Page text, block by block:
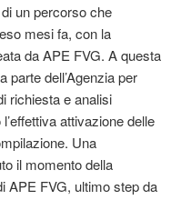
un percorso che
mesi fa, con la
da APE FVG. A questa
parte dell’Agenzia per
richiesta e analisi
attivazione delle
Una
il momento della
APE FVG, ultimo step da